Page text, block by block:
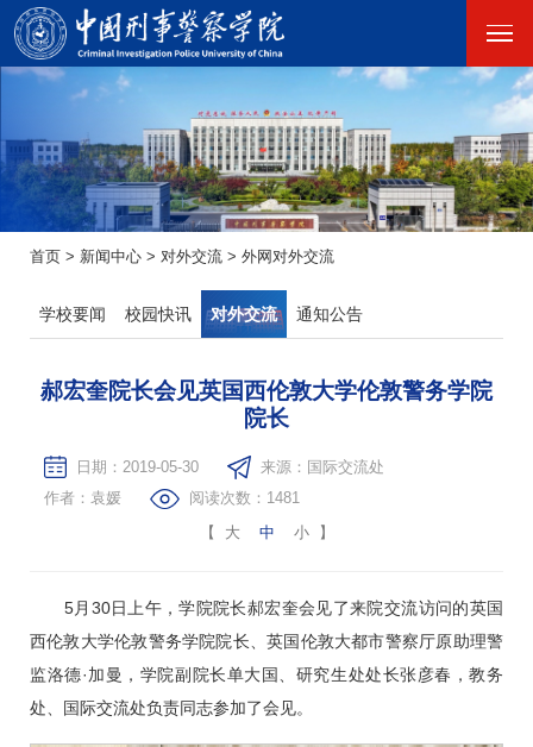
首页 > 新闻中心 > 对外交流 > 外网对外交流
学校要闻 校园快讯 对外交流 通知公告
郝宏奎院长会见英国西伦敦大学伦敦警务学院
院长
日期：2019-05-30
来源：国际交流处
作者：袁媛
阅读次数： 1481
【
大 中 小 】
5月30日上午，学院院长郝宏奎会见了来院交流访问的英国
西伦敦大学伦敦警务学院院长、英国伦敦大都市警察厅原助理警
监洛德·加曼，学院副院长单大国、研究生处处长张彦春，教务
处、国际交流处负责同志参加了会见。